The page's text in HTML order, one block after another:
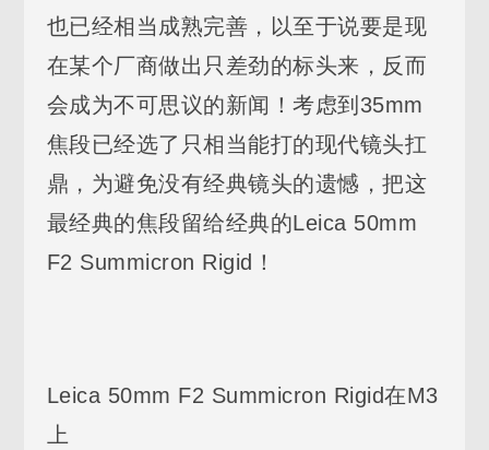
也已经相当成熟完善，以至于说要是现
在某个厂商做出只差劲的标头来，反而
会成为不可思议的新闻！考虑到35mm
焦段已经选了只相当能打的现代镜头扛
鼎，为避免没有经典镜头的遗憾，把这
最经典的焦段留给经典的Leica 50mm
F2 Summicron Rigid！
Leica 50mm F2 Summicron Rigid在M3
上